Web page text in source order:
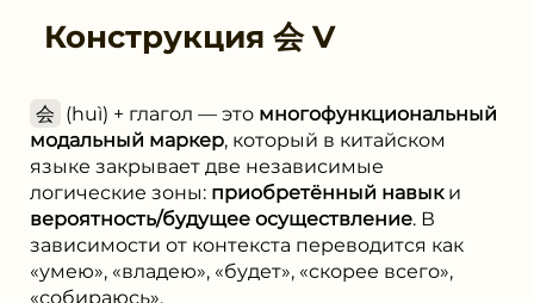
Конструкция 会 V
会 (huì) + глагол — это многофункциональный
модальный маркер, который в китайском
языке закрывает две независимые
логические зоны: приобретённый навыки
вероятность/будущее осуществление. В
зависимости от контекста переводится как
«умею», «владею», «будет», «скорее всего»,
«собираюсь».